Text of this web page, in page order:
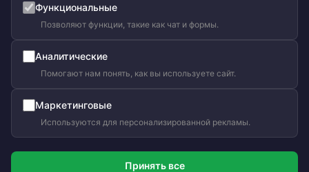
Ольга Кравченко
Здравствуйте! Готова помочь
Функциональные
Позволяют функции, такие как чат и формы.
Аналитические
Помогают нам понять, как вы используете сайт.
Маркетинговые
Используются для персонализированной рекламы.
Принять все